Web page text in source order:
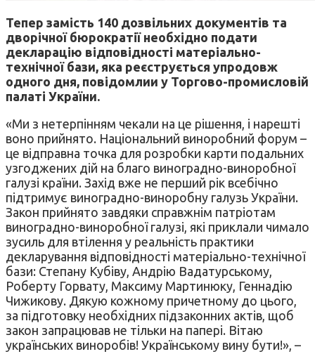
Тепер замість 140 дозвільних документів та
дворічної бюрократії необхідно подати
декларацію відповідності матеріально-
технічної бази, яка реєструється упродовж
одного дня, повідомлии у Торгово-промисловій
палаті України.
«Ми з нетерпінням чекали на це рішення, і нарешті
воно прийнято. Національний виноробний форум –
це відправна точка для розробки карти подальних
узгоджених дій на благо виноградно-виноробної
галузі країни. Захід вже не перший рік всебічно
підтримує виноградно-виноробну галузь України.
Закон прийнято завдяки справжнім патріотам
виноградно-виноробної галузі, які приклали чимало
зусиль для втілення у реальність практики
декларування відповідності матеріально-технічної
бази: Степану Кубіву, Андрію Вадатурському,
Роберту Горвату, Максиму Мартинюку, Геннадію
Чижикову. Дякую кожному причетному до цього,
за підготовку необхідних підзаконних актів, щоб
закон запрацював не тільки на папері. Вітаю
українських виноробів! Українському вину бути!», –